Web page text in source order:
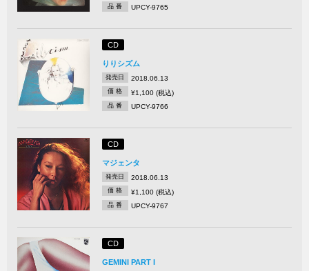
品 番 UPCY-9765
CD
りりシズム
発売日 2018.06.13
価 格 ¥1,100 (税込)
品 番 UPCY-9766
CD
マジェンタ
発売日 2018.06.13
価 格 ¥1,100 (税込)
品 番 UPCY-9767
CD
GEMINI PART I